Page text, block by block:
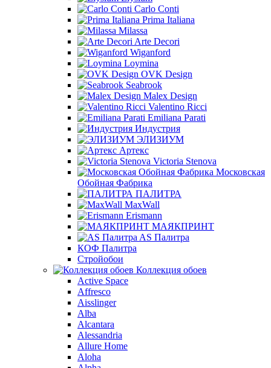
Carlo Conti
Prima Italiana
Milassa
Arte Decori
Wiganford
Loymina
OVK Design
Seabrook
Malex Design
Valentino Ricci
Emiliana Parati
Индустрия
ЭЛИЗИУМ
Артекс
Victoria Stenova
Московская
Обойная Фабрика
ПАЛИТРА
MaxWall
Erismann
МАЯКПРИНТ
AS Палитра
КОФ Палитра
Стройобои
Коллекция обоев
Active Space
Affresco
Aisslinger
Alba
Alcantara
Alessandria
Allure Home
Aloha